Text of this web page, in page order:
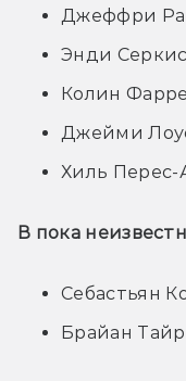
Джеффри
Энди
Колин
Джейми
Хиль
В пока
Себастьян
Брайан